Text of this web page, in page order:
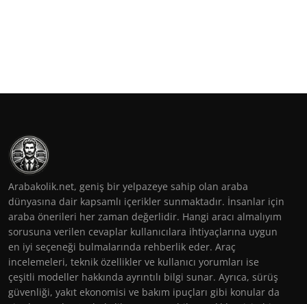
Arabakolik.net, geniş bir yelpazeye sahip olan araba
dünyasına dair kapsamlı içerikler sunmaktadır. İnsanlar için
araba önerileri her zaman değerlidir. Hangi aracı almalıyım
sorusuna verilen cevaplar kullanıcılara ihtiyaçlarına uygun
en iyi seçeneği bulmalarında rehberlik eder. Araç
incelemeleri, teknik özellikler ve kullanıcı yorumları ise
çeşitli modeller hakkında ayrıntılı bilgi sunar. Ayrıca, sürüş
güvenliği, yakıt ekonomisi ve bakım ipuçları gibi konular da